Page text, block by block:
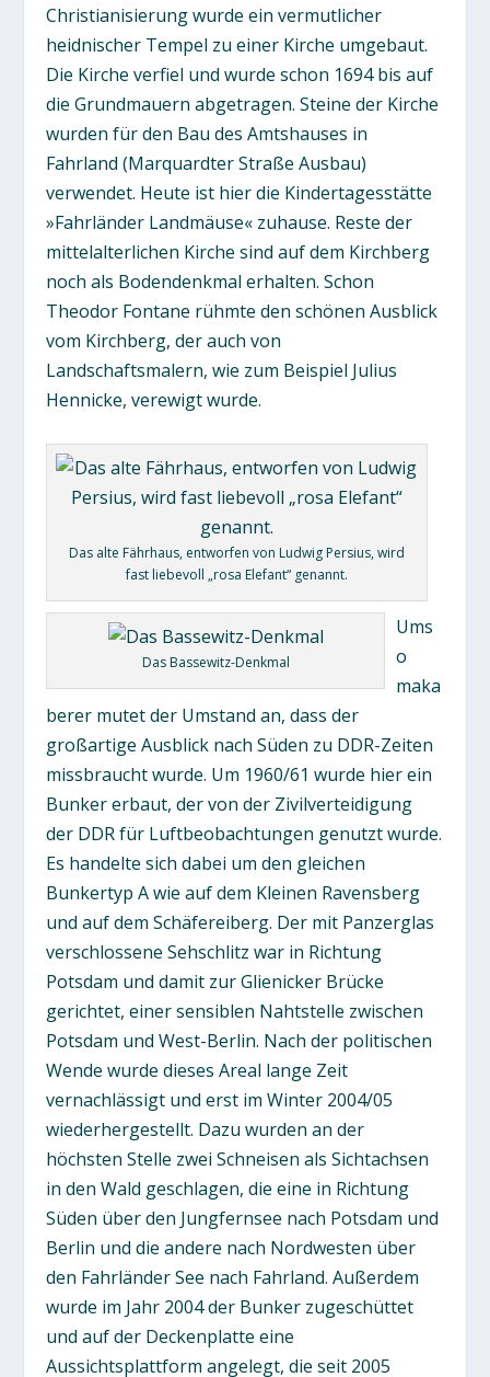
Christianisierung wurde ein vermutlicher
heidnischer Tempel zu einer Kirche umgebaut.
Die Kirche verfiel und wurde schon 1694 bis auf
die Grundmauern abgetragen. Steine der Kirche
wurden für den Bau des Amtshauses in
Fahrland (Marquardter Straße Ausbau)
verwendet. Heute ist hier die Kindertagesstätte
»Fahrländer Landmäuse« zuhause. Reste der
mittelalterlichen Kirche sind auf dem Kirchberg
noch als Bodendenkmal erhalten. Schon
Theodor Fontane rühmte den schönen Ausblick
vom Kirchberg, der auch von
Landschaftsmalern, wie zum Beispiel Julius
Hennicke, verewigt wurde.
Das alte Fährhaus, entworfen von Ludwig Persius, wird
fast liebevoll „rosa Elefant“ genannt.
Das Bassewitz-Denkmal
Ums
o
maka
berer mutet der Umstand an, dass der
großartige Ausblick nach Süden zu DDR-Zeiten
missbraucht wurde. Um 1960/61 wurde hier ein
Bunker erbaut, der von der Zivilverteidigung
der DDR für Luftbeobachtungen genutzt wurde.
Es handelte sich dabei um den gleichen
Bunkertyp A wie auf dem Kleinen Ravensberg
und auf dem Schäfereiberg. Der mit Panzerglas
verschlossene Sehschlitz war in Richtung
Potsdam und damit zur Glienicker Brücke
gerichtet, einer sensiblen Nahtstelle zwischen
Potsdam und West-Berlin. Nach der politischen
Wende wurde dieses Areal lange Zeit
vernachlässigt und erst im Winter 2004/05
wiederhergestellt. Dazu wurden an der
höchsten Stelle zwei Schneisen als Sichtachsen
in den Wald geschlagen, die eine in Richtung
Süden über den Jungfernsee nach Potsdam und
Berlin und die andere nach Nordwesten über
den Fahrländer See nach Fahrland. Außerdem
wurde im Jahr 2004 der Bunker zugeschüttet
und auf der Deckenplatte eine
Aussichtsplattform angelegt, die seit 2005